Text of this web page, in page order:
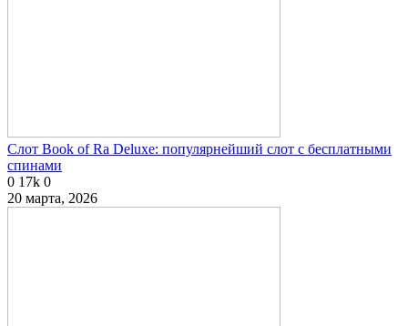
Слот Book of Ra Deluxe: популярнейший слот с бесплатными
спинами
0 17k 0
20 марта, 2026